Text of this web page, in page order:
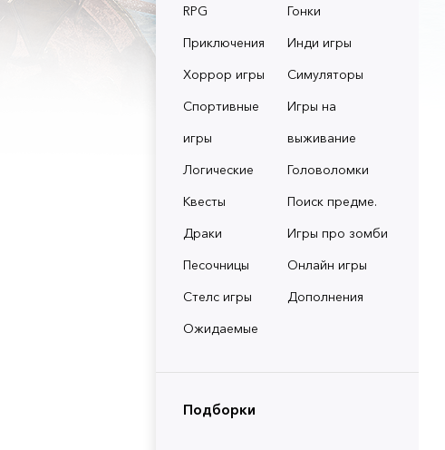
RPG
Гонки
Приключения
Инди игры
Хоррор игры
Симуляторы
Спортивные
игры
Игры на
выживание
Логические
Головоломки
Квесты
Поиск предме.
Драки
Игры про зомби
Песочницы
Онлайн игры
Стелс игры
Дополнения
Ожидаемые
Подборки